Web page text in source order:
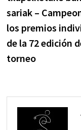
entradas
sariak –
los premios
de la 72 edición
torneo